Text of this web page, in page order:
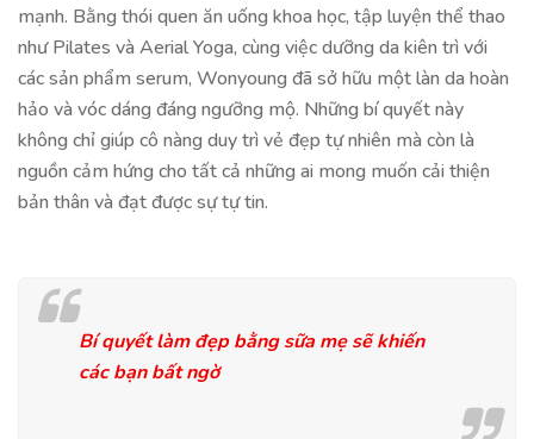
mạnh. Bằng thói quen ăn uống khoa học, tập luyện thể thao
như Pilates và Aerial Yoga, cùng việc dưỡng da kiên trì với
các sản phẩm serum, Wonyoung đã sở hữu một làn da hoàn
hảo và vóc dáng đáng ngưỡng mộ. Những bí quyết này
không chỉ giúp cô nàng duy trì vẻ đẹp tự nhiên mà còn là
nguồn cảm hứng cho tất cả những ai mong muốn cải thiện
bản thân và đạt được sự tự tin.
Bí quyết làm đẹp bằng sữa mẹ sẽ khiến
các bạn bất ngờ